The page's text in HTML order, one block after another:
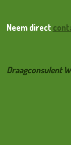
Neem direct
Draagconsulent